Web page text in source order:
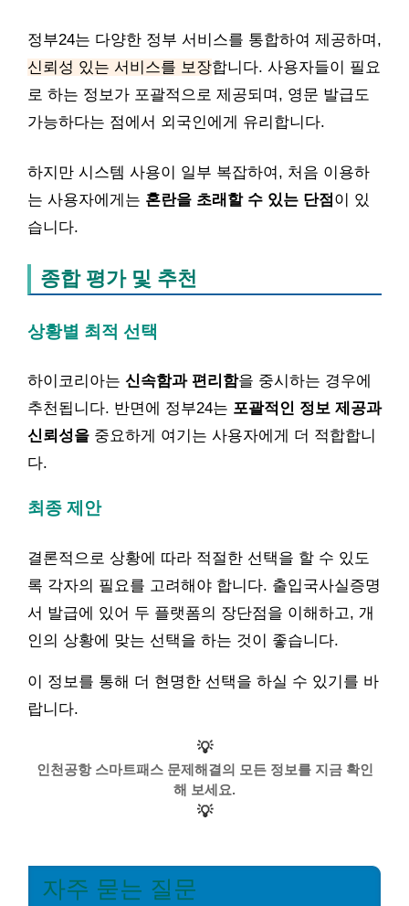
정부24는 다양한 정부 서비스를 통합하여 제공하며,
신뢰성 있는 서비스를 보장합니다. 사용자들이 필요
로 하는 정보가 포괄적으로 제공되며, 영문 발급도
가능하다는 점에서 외국인에게 유리합니다.
하지만 시스템 사용이 일부 복잡하여, 처음 이용하
는 사용자에게는 혼란을 초래할 수 있는 단점이 있
습니다.
종합 평가 및 추천
상황별 최적 선택
하이코리아는 신속함과 편리함을 중시하는 경우에
추천됩니다. 반면에 정부24는 포괄적인 정보 제공과
신뢰성을 중요하게 여기는 사용자에게 더 적합합니
다.
최종 제안
결론적으로 상황에 따라 적절한 선택을 할 수 있도
록 각자의 필요를 고려해야 합니다. 출입국사실증명
서 발급에 있어 두 플랫폼의 장단점을 이해하고, 개
인의 상황에 맞는 선택을 하는 것이 좋습니다.
이 정보를 통해 더 현명한 선택을 하실 수 있기를 바
랍니다.
💡
인천공항 스마트패스 문제해결의 모든 정보를 지금 확인
해 보세요.
💡
자주 묻는 질문